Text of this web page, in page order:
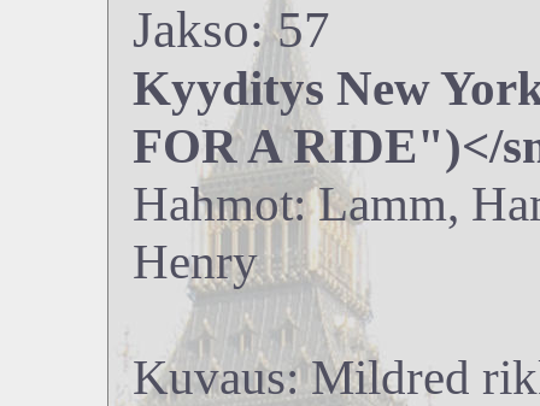
Jakso: 57
Kyyditys New
FOR A RIDE")</
Hahmot: Lamm,
Henry
Kuvaus: Mildred